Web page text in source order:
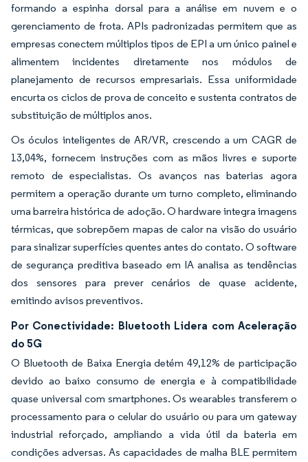
formando a espinha dorsal para a análise em nuvem e o
gerenciamento de frota. APIs padronizadas permitem que as
empresas conectem múltiplos tipos de EPI a um único painel e
alimentem incidentes diretamente nos módulos de
planejamento de recursos empresariais. Essa uniformidade
encurta os ciclos de prova de conceito e sustenta contratos de
substituição de múltiplos anos.
Os óculos inteligentes de AR/VR, crescendo a um CAGR de
13,04%, fornecem instruções com as mãos livres e suporte
remoto de especialistas. Os avanços nas baterias agora
permitem a operação durante um turno completo, eliminando
uma barreira histórica de adoção. O hardware integra imagens
térmicas, que sobrepõem mapas de calor na visão do usuário
para sinalizar superfícies quentes antes do contato. O software
de segurança preditiva baseado em IA analisa as tendências
dos sensores para prever cenários de quase acidente,
emitindo avisos preventivos.
Por Conectividade: Bluetooth Lidera com Aceleração
do 5G
O Bluetooth de Baixa Energia detém 49,12% de participação
devido ao baixo consumo de energia e à compatibilidade
quase universal com smartphones. Os wearables transferem o
processamento para o celular do usuário ou para um gateway
industrial reforçado, ampliando a vida útil da bateria em
condições adversas. As capacidades de malha BLE permitem